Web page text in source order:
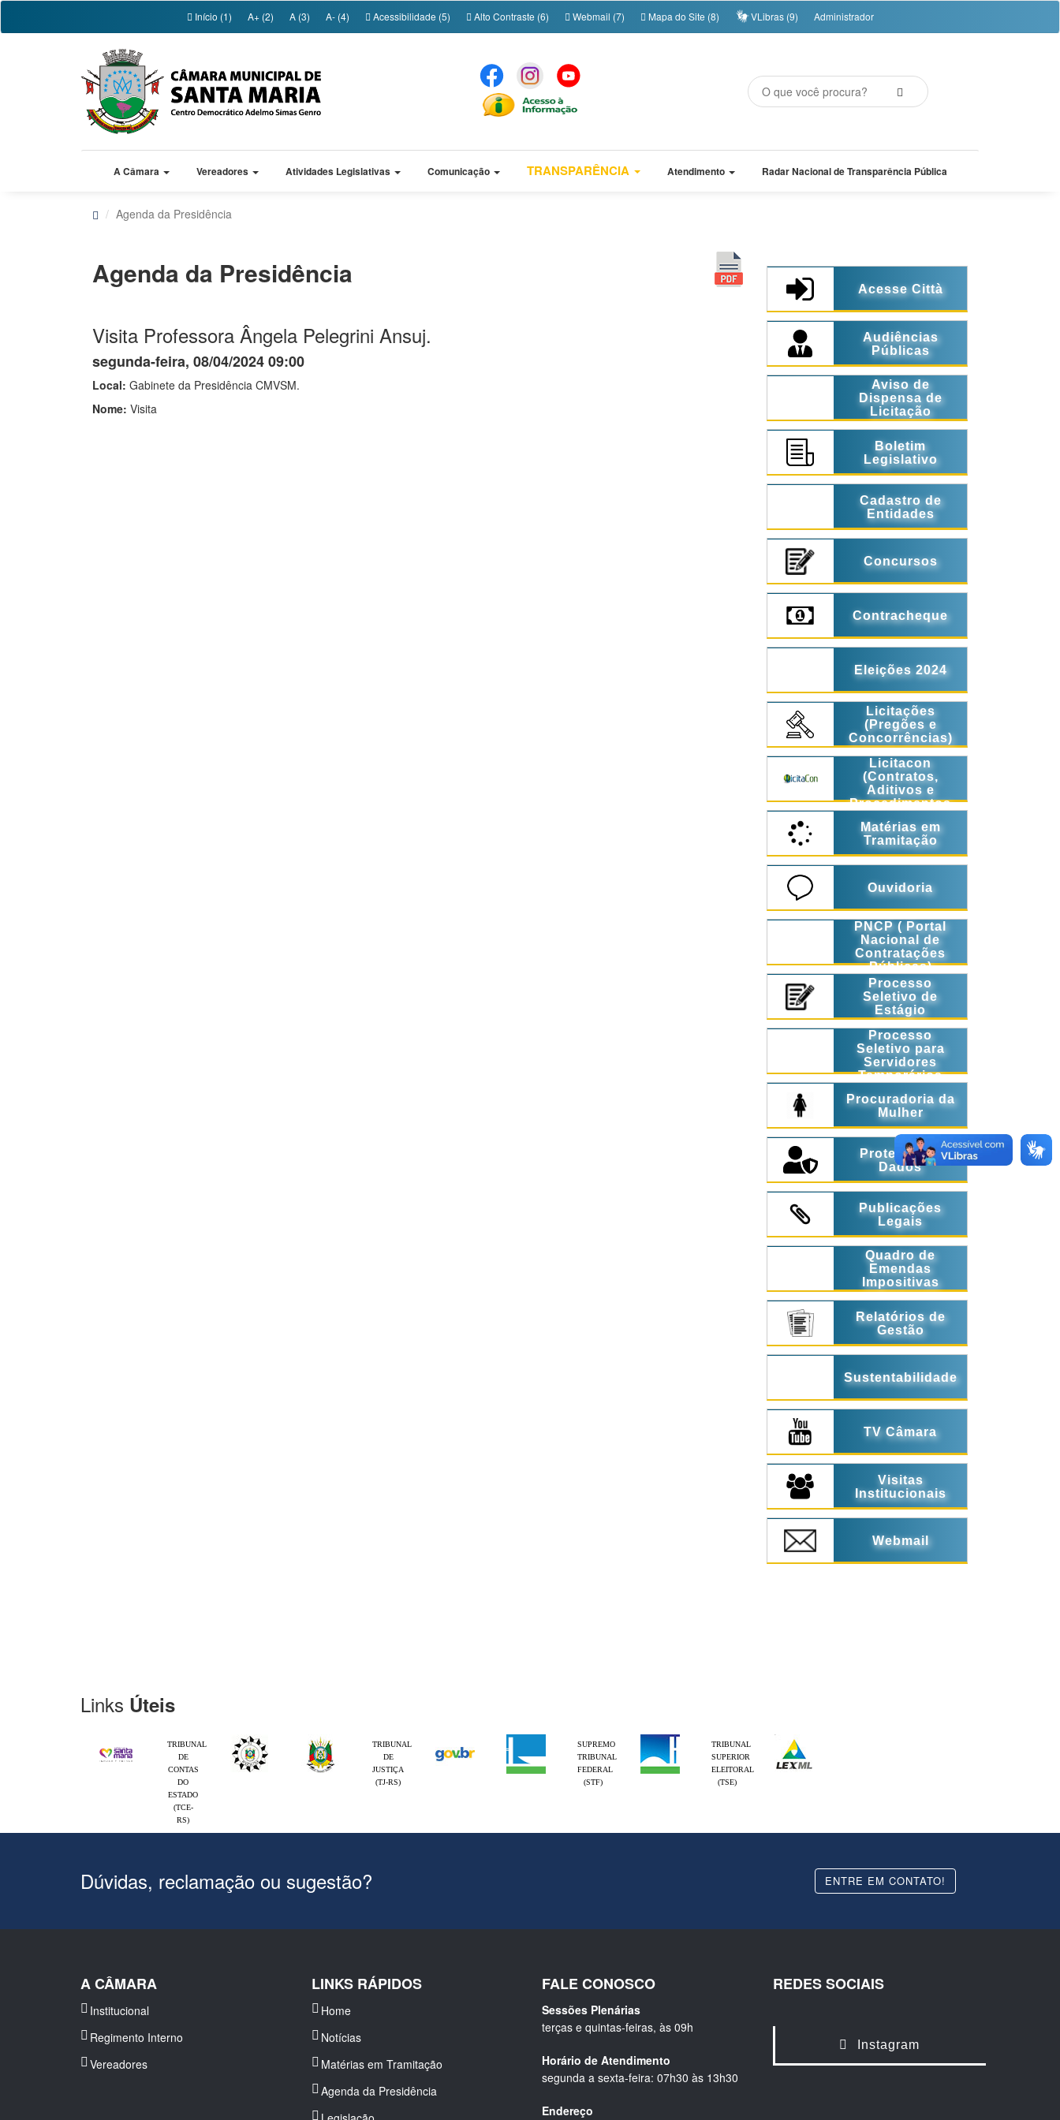
Início (1) A+ (2) A (3) A- (4) Acessibilidade (5) Alto Contraste (6) Webmail (7) Mapa do Site (8) VLibras (9) Administrador
A Câmara Vereadores Atividades Legislativas Comunicação TRANSPARÊNCIA Atendimento Radar Nacional de Transparência Pública
Agenda da Presidência
Agenda da Presidência
Visita Professora Ângela Pelegrini Ansuj.
segunda-feira, 08/04/2024 09:00
Local: Gabinete da Presidência CMVSM.
Nome: Visita
Acesse Città
Audiências
Públicas
Aviso de
Dispensa de
Licitação
Boletim
Legislativo
Cadastro de
Entidades
Concursos
Contracheque
Eleições 2024
Licitações
(Pregões e
Concorrências)
Licitacon
(Contratos,
Aditivos e
Procedimentos
Matérias em
Tramitação
Ouvidoria
PNCP ( Portal
Nacional de
Contratações
Públicas)
Processo
Seletivo de
Estágio
Processo
Seletivo para
Servidores
Temporários
Procuradoria da
Mulher
Proteção de
Dados
Publicações
Legais
Quadro de
Emendas
Impositivas
Relatórios de
Gestão
Sustentabilidade
TV Câmara
Visitas
Institucionais
Webmail
Links Úteis
TRIBUNAL
DE
CONTAS
DO
ESTADO
(TCE-
RS)
TRIBUNAL
DE
JUSTIÇA
(TJ-RS)
SUPREMO
TRIBUNAL
FEDERAL
(STF)
TRIBUNAL
SUPERIOR
ELEITORAL
(TSE)
Dúvidas, reclamação ou sugestão? ENTRE EM CONTATO!
A CÂMARA
Institucional
Regimento Interno
Vereadores
LINKS RÁPIDOS
Home
Notícias
Matérias em Tramitação
Agenda da Presidência
FALE CONOSCO
Sessões Plenárias
terças e quintas-feiras, às 09h
Horário de Atendimento
segunda a sexta-feira: 07h30 às 13h30
Endereço
REDES SOCIAIS
Instagram